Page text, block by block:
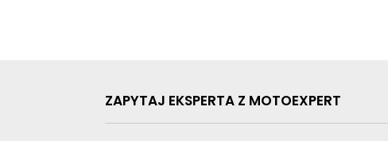
ZAPYTAJ EKSPERTA Z MOTOEXPERT